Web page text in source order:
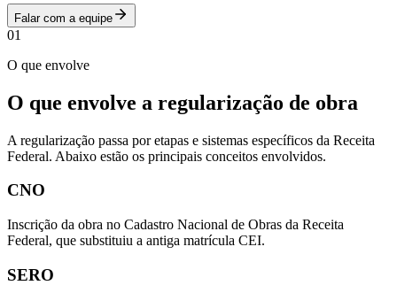
Falar com a equipe
01
O que envolve
O que envolve a regularização de obra
A regularização passa por etapas e sistemas específicos da Receita
Federal. Abaixo estão os principais conceitos envolvidos.
CNO
Inscrição da obra no Cadastro Nacional de Obras da Receita
Federal, que substituiu a antiga matrícula CEI.
SERO